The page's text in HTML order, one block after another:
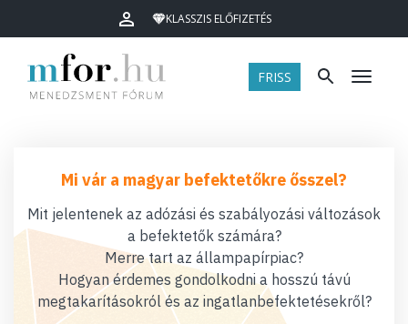
KLASSZIS ELŐFIZETÉS
FRISS Menü
Mi vár a magyar befektetőkre ősszel?
Mit jelentenek az adózási és szabályozási változások
a befektetők számára?
Merre tart az állampapírpiac?
Hogyan érdemes gondolkodni a hosszú távú
megtakarításokról és az ingatlanbefektetésekről?